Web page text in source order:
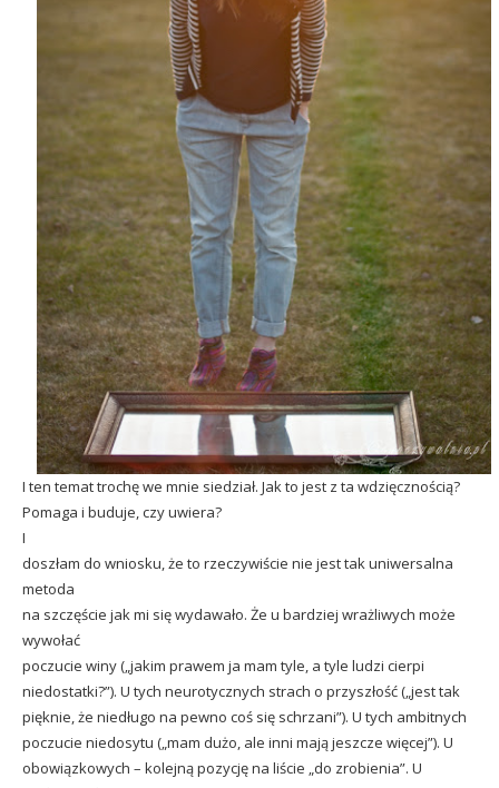
I ten temat trochę we mnie siedział. Jak to jest z ta wdzięcznością?
Pomaga i buduje, czy uwiera?
I
doszłam do wniosku, że to rzeczywiście nie jest tak uniwersalna
metoda
na szczęście jak mi się wydawało. Że u bardziej wrażliwych może
wywołać
poczucie winy („jakim prawem ja mam tyle, a tyle ludzi cierpi
niedostatki?”). U tych neurotycznych strach o przyszłość („jest tak
pięknie, że niedługo na pewno coś się schrzani”). U tych ambitnych
poczucie niedosytu („mam dużo, ale inni mają jeszcze więcej”). U
obowiązkowych – kolejną pozycję na liście „do zrobienia”. U